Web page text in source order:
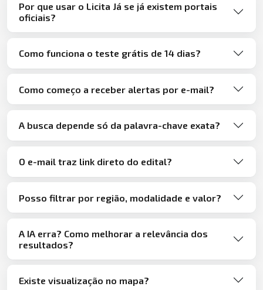
Por que usar o Licita Já se já existem portais
oficiais?
Como funciona o teste grátis de 14 dias?
Como começo a receber alertas por e-mail?
A busca depende só da palavra-chave exata?
O e-mail traz link direto do edital?
Posso filtrar por região, modalidade e valor?
A IA erra? Como melhorar a relevância dos
resultados?
Existe visualização no mapa?